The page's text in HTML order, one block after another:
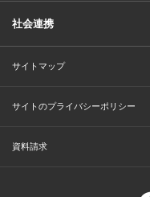
社会連携
サイトマップ
サイトのプライバシーポリシー
資料請求